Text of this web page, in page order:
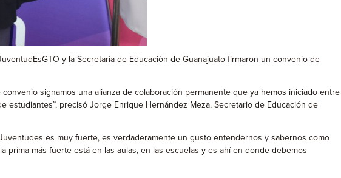
y la Secretaría de Educación de Guanajuato firmaron un convenio de
signamos una alianza de colaboración permanente que ya hemos iniciado entre
estudiantes”, precisó Jorge Enrique Hernández Meza, Secretario de Educación de
es muy fuerte, es verdaderamente un gusto entendernos y sabernos como
prima más fuerte está en las aulas, en las escuelas y es ahí en donde debemos